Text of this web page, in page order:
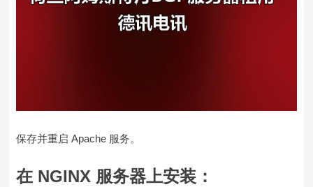
保存并重启 Apache 服务。
在 NGINX 服务器上安装：